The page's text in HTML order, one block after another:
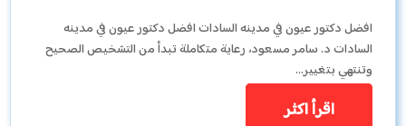
افضل دكتور عيون في مدينه السادات افضل دكتور عيون في مدينه
السادات د. سامر مسعود، رعاية متكاملة تبدأ من التشخيص الصحيح
وتنتهي بتغيير…
اقرأ اكثر